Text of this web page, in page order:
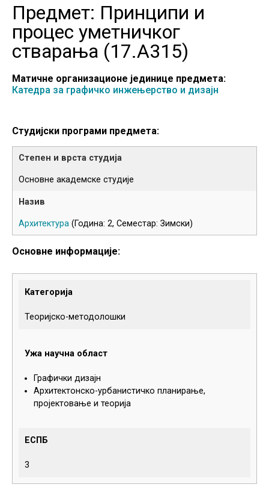
Предмет: Принципи и
процес уметничког
стварања (17.A315)
Матичне организационе јединице предмета:
Катедра за графичко инжењерство и дизајн
Студијски програми предмета:
Основне академске студије
Архитектура (Година: 2, Семестар: Зимски)
Основне информације:
Категорија
Теоријско-методолошки
Ужа научна област
Графички дизајн
Архитектонско-урбанистичко планирање,
пројектовање и теорија
ЕСПБ
3